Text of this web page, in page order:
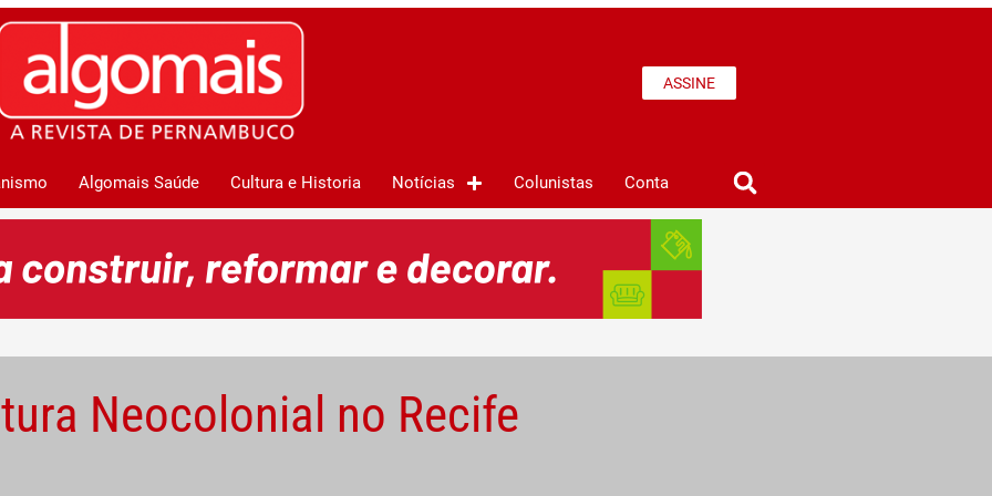
ASSINE
Algomais Saúde Cultura e Historia Notícias Colunistas Conta
Neocolonial no Recife